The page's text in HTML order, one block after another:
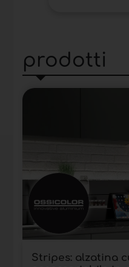
prodotti
Stripes: alzatina